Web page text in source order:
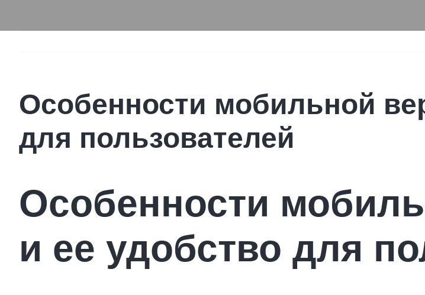
Особенности мобильной
для пользователей
Особенности
и ее удобство для